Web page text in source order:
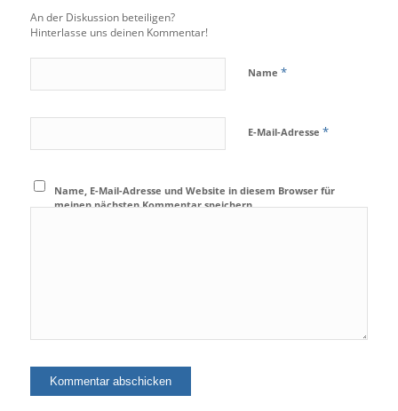
An der Diskussion beteiligen?
Hinterlasse uns deinen Kommentar!
Name *
E-Mail-Adresse *
Name, E-Mail-Adresse und Website in diesem Browser für
meinen nächsten Kommentar speichern.